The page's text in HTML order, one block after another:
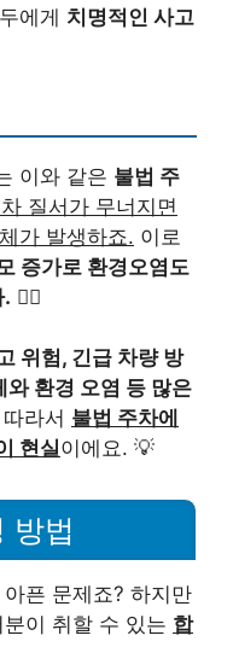
에게 치명적인 사고
이와 같은 불법 주
질서가 무너지면
가 발생하죠. 이로
증가로 환경오염도
. 🙇‍♂️
위험, 긴급 차량 방
와 환경 오염 등 많은
라서 불법 주차에
현실이에요. 💡
방법
픈 문제죠? 하지만
이 취할 수 있는 합